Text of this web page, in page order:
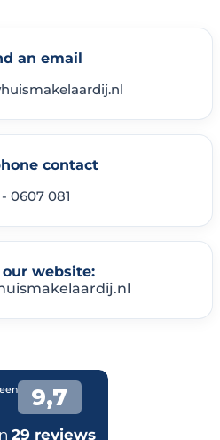
an email
contact
0607 081
website: